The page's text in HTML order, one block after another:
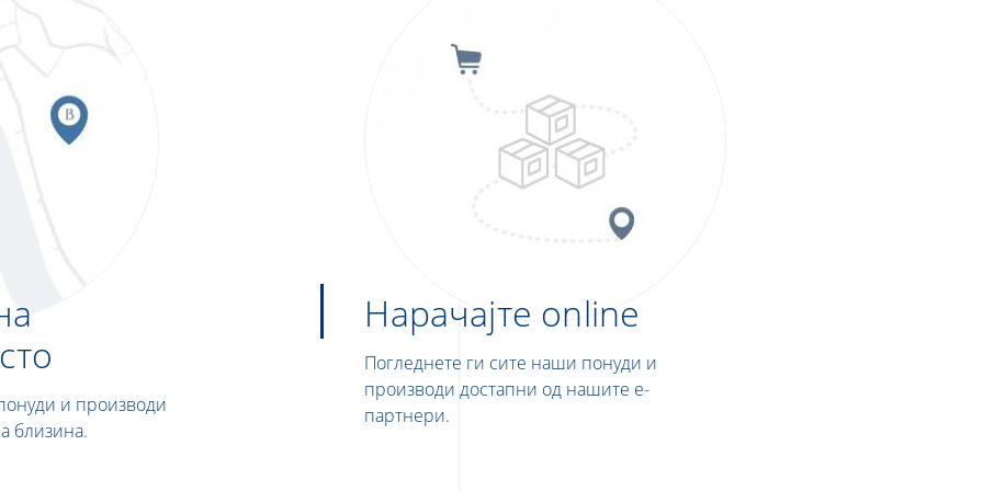
и производи
близина.
Нарачајте online
Погледнете ги сите наши понуди и
производи достапни од нашите е-
партнери.